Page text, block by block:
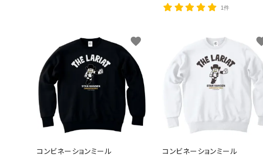
1件
コンビネーションミール
favorite
コンビネーションミール